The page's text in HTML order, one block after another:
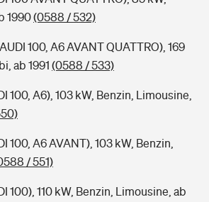
1990(0588 / 532)
100, A6 AVANT QUATTRO), 169
ab 1991 (0588 / 533)
100, A6), 103 kW, Benzin, Limousine,
100, A6 AVANT), 103 kW, Benzin,
/ 551)
100), 110 kW, Benzin, Limousine, ab